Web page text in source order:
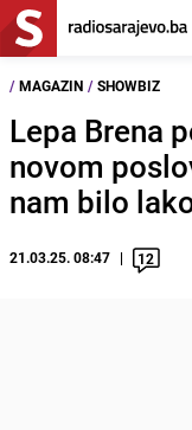
/ MAGAZIN / SHOWBIZ
Lepa Brena
novom
nam bilo
21.03.25. 08:47 12